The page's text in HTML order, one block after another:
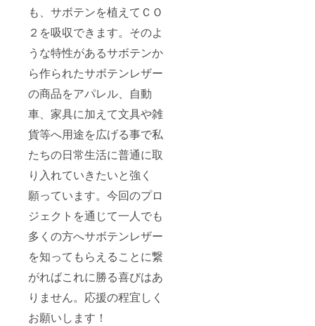
も、サボテンを植えてＣＯ
２を吸収できます。そのよ
うな特性があるサボテンか
ら作られたサボテンレザー
の商品をアパレル、自動
車、家具に加えて文具や雑
貨等へ用途を広げる事で私
たちの日常生活に普通に取
り入れていきたいと強く
願っています。今回のプロ
ジェクトを通じて一人でも
多くの方へサボテンレザー
を知ってもらえることに繋
がればこれに勝る喜びはあ
りません。応援の程宜しく
お願いします！